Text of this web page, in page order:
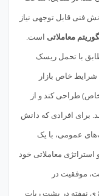
فنی قابل توجهی نیاز
معاملاتی است.
با تحمل ریسک
خاص بازار
طراحی کند و از
برای افرادی که دانش
عمومی، با یک
استراتژی معاملاتی خود
موفقیت در
نهفته در پشت ربات